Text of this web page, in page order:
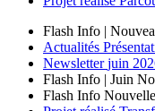
Flash Info |
Actualités
Newsletter juin
Flash Info | Juin
Flash Info